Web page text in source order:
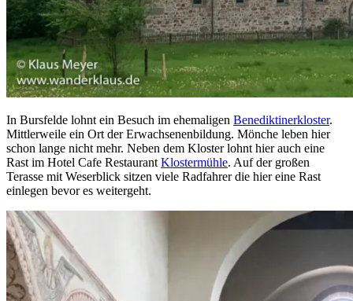
In Bursfelde lohnt ein Besuch im ehemaligen Benediktinerkloster.
Mittlerweile ein Ort der Erwachsenenbildung. Mönche leben hier
schon lange nicht mehr. Neben dem Kloster lohnt hier auch eine
Rast im Hotel Cafe RestaurantKlostermühle. Auf der großen
Terasse mit Weserblick sitzen viele Radfahrer die hier eine Rast
einlegen bevor es weitergeht.